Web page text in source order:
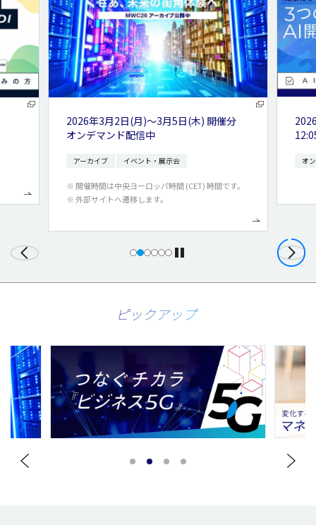
2026年8月24日(月) , 10月9日(金)
12:05～13:00
オンライン開催 申込受付中 オ
ピックアップ